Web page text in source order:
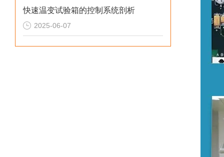
快速温变试验箱的控制系统剖析
2025-06-07